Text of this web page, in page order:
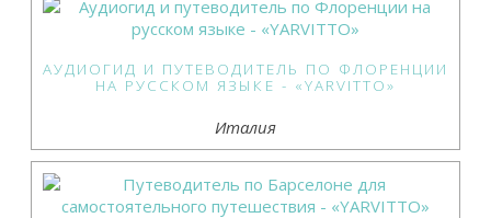
АУДИОГИД И ПУТЕВОДИТЕЛЬ ПО ФЛОРЕНЦИИ
НА РУССКОМ ЯЗЫКЕ - «YARVITTO»
Италия